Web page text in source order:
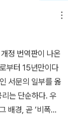
의 정신으로 에이즈
신이 금융 투기
신이 타파하고
도 하다. 」 지젝
로 나눈다. 주관적
테러 등 일상적으
력은 물리학의 ‘암
반드시 고려해
력 중 가장 가시적
살해, 일부다처
다. 그러면서도
청난 압박, 예를
기 위해 성형수
술받도록 강제하
별적 구조가 여성
다. 그러나 남성
유는 많다. 성시
이 아니라 유사
제로는 아무 일
폭력에 대한 자
본적으로 반 이론
는 것입니다. 그러
저항하는 것, 끈기
고 보는것이 유일
젝은 객관적 폭
어버리는 것이라
들릴지 모르겠지
있는 문제는 이
는 아무것도 하
다.'(207)
정 번역판이 나온
부터 15년만이다
서문의 일부를 옮
는 단순하다. 우
배경, 곧 ‘비폭력